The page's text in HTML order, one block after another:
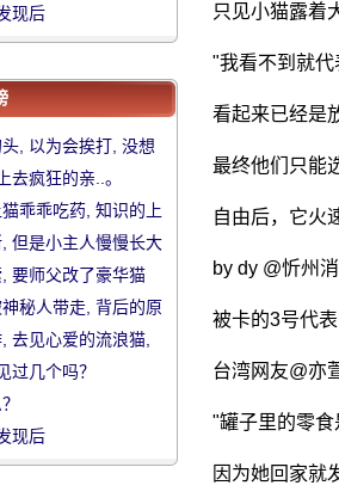
只见小猫露着
"我看不到就
看起来已经是
最终他们只能
自由后，它火
by dy @忻州
被卡的3号代
台湾网友@亦
"罐子里的零
因为她回家就
现后
现后
, 以为会挨打, 没想
去疯狂的亲..。
乖乖吃药, 知识的上
但是小主人慢慢长大
.....。
要师父改了豪华猫
秘人带走, 背后的原
去见心爱的流浪猫,
过几个吗？
现后